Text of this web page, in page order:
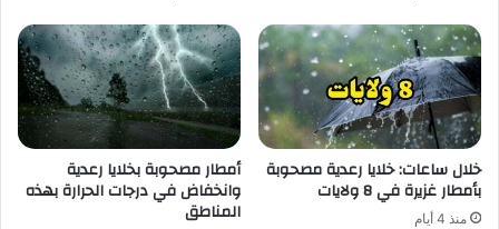
خلال ساعات: خلايا رعدية مصحوبة
بأمطار غزيرة في 8 ولايات
منذ 4 أيام
أمطار مصحوبة بخلايا رعدية
وانخفاض في درجات الحرارة بهذه
المناطق